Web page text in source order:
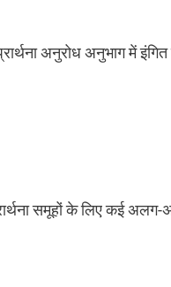
अनुरोध अनुभाग में
समूहों के लिए कई